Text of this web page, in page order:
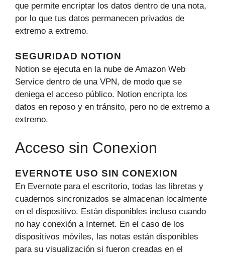
que permite encriptar los datos dentro de una nota,
por lo que tus datos permanecen privados de
extremo a extremo.
SEGURIDAD NOTION
Notion se ejecuta en la nube de Amazon Web
Service dentro de una VPN, de modo que se
deniega el acceso público. Notion encripta los
datos en reposo y en tránsito, pero no de extremo a
extremo.
Acceso sin Conexion
EVERNOTE USO SIN CONEXION
En Evernote para el escritorio, todas las libretas y
cuadernos sincronizados se almacenan localmente
en el dispositivo. Están disponibles incluso cuando
no hay conexión a Internet. En el caso de los
dispositivos móviles, las notas están disponibles
para su visualización si fueron creadas en el